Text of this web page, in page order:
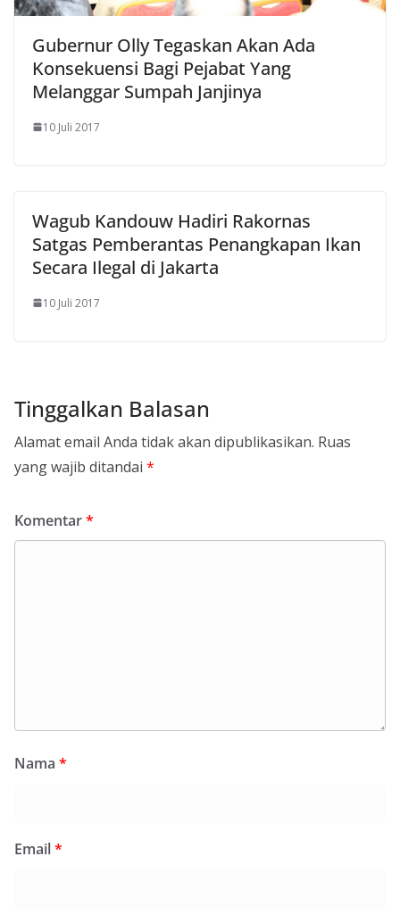
Gubernur Olly Tegaskan Akan Ada
Konsekuensi Bagi Pejabat Yang
Melanggar Sumpah Janjinya
10 Juli 2017
Wagub Kandouw Hadiri Rakornas
Satgas Pemberantas Penangkapan Ikan
Secara Ilegal di Jakarta
10 Juli 2017
Tinggalkan Balasan
Alamat email Anda tidak akan dipublikasikan. Ruas
yang wajib ditandai *
Komentar*
Nama *
Email*